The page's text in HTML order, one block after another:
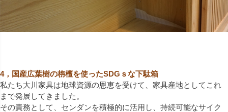
4，国産広葉樹の栴檀を使ったSDGｓな下駄箱
私たち大川家具は地球資源の恩恵を受けて、家具産地としてこれ
まで発展してきました。
その責務として、センダンを積極的に活用し、持続可能なサイク